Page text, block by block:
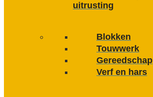
uitrusting
Blokken
Touwwerk
Gereedschap
Verf en hars